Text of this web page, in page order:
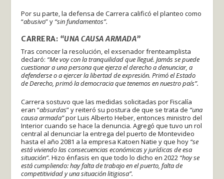
Por su parte, la defensa de Carrera calificó el planteo como
“abusivo” y “sin fundamentos”.
CARRERA: “UNA CAUSA ARMADA”
Tras conocer la resolución, el exsenador frenteamplista
declaró: “Me voy con la tranquilidad que llegué. Jamás se puede
cuestionar a una persona que ejerza el derecho a denunciar, a
defenderse o a ejercer la libertad de expresión. Primó el Estado
de Derecho, primó la democracia que tenemos en nuestro país”.
Carrera sostuvo que las medidas solicitadas por Fiscalía
eran “absurdas” y reiteró su postura de que se trata de “una
causa armada”por Luis Alberto Heber, entonces ministro del
Interior cuando se hace la denuncia. Agregó que tuvo un rol
central al denunciar la entrega del puerto de Montevideo
hasta el año 2081 a la empresa Katoen Natie y que hoy “se
está viviendo las consecuencias económicas y jurídicas de esa
situación”.Hizo énfasis en que todo lo dicho en 2022 “hoy se
está cumpliendo: hay falta de trabajo en el puerto, falta de
competitividad y una situación litigiosa”.